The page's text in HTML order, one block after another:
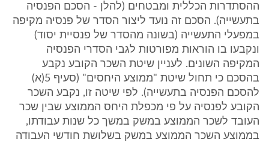
ההסתדרות הכללית ומבטחים (להלן - הסכם הפנסיה
בתעשייה). הסכם זה נועד ליצור הסדר של פנסיה מקיפה
במפעלי התעשייה (בשונה מהסדר של פנסיית יסוד)
ונקבעו בו הוראות מפורטות לגבי הסדרי הפנסיה
המקיפה השונים. לעניין שיטת השכר הקובע נקבע
בהסכם כי תחול שיטת "ממוצע היחסים" (סעיף 5(א)
להסכם הפנסיה בתעשייה). לפי שיטה זו, נקבע השכר
הקובע לפנסיה על פי מכפלת היחס הממוצע שבין שכר
העובד לשכר הממוצע במשק במשך כל שנות עבודתו,
בממוצע השכר הממוצע במשק בשלושת חודשי העבודה